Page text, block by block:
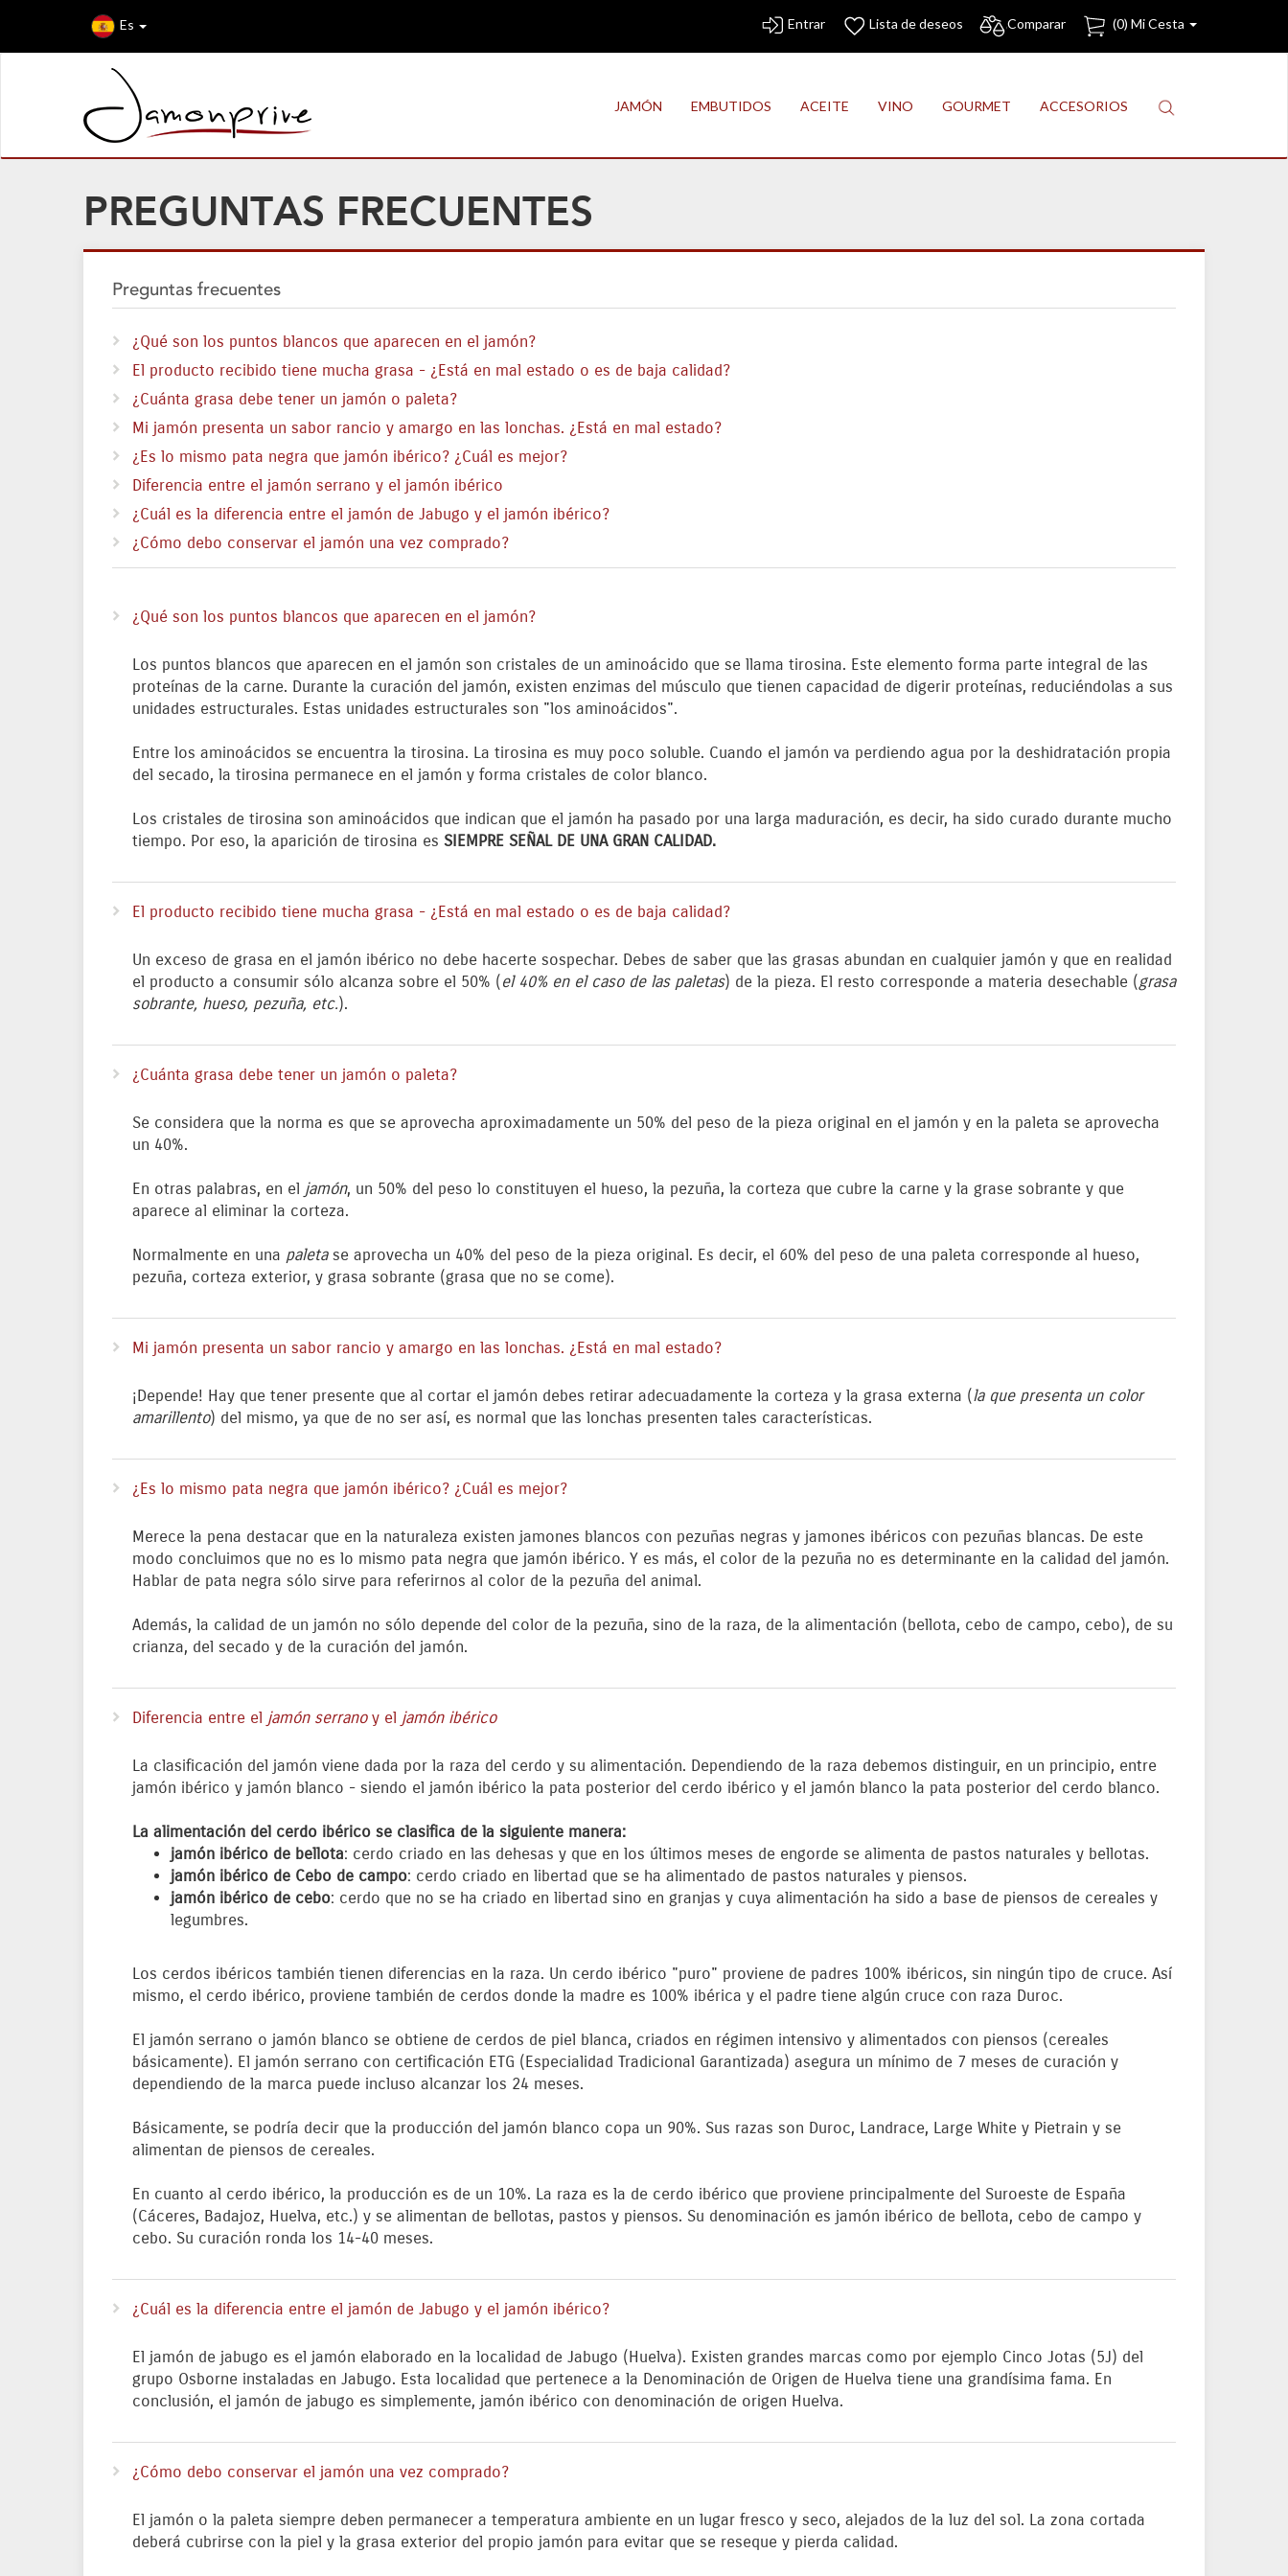
Es Entrar Lista de deseos Comparar (0) Mi Cesta
JAMÓN EMBUTIDOS ACEITE VINO GOURMET ACCESORIOS
PREGUNTAS FRECUENTES
Preguntas frecuentes
¿Qué son los puntos blancos que aparecen en el jamón?
El producto recibido tiene mucha grasa - ¿Está en mal estado o es de baja calidad?
¿Cuánta grasa debe tener un jamón o paleta?
Mi jamón presenta un sabor rancio y amargo en las lonchas. ¿Está en mal estado?
¿Es lo mismo pata negra que jamón ibérico? ¿Cuál es mejor?
Diferencia entre el jamón serrano y el jamón ibérico
¿Cuál es la diferencia entre el jamón de Jabugo y el jamón ibérico?
¿Cómo debo conservar el jamón una vez comprado?
¿Qué son los puntos blancos que aparecen en el jamón?
Los puntos blancos que aparecen en el jamón son cristales de un aminoácido que se llama tirosina. Este elemento forma parte integral de las
proteínas de la carne. Durante la curación del jamón, existen enzimas del músculo que tienen capacidad de digerir proteínas, reduciéndolas a sus
unidades estructurales. Estas unidades estructurales son "los aminoácidos".
Entre los aminoácidos se encuentra la tirosina. La tirosina es muy poco soluble. Cuando el jamón va perdiendo agua por la deshidratación propia
del secado, la tirosina permanece en el jamón y forma cristales de color blanco.
Los cristales de tirosina son aminoácidos que indican que el jamón ha pasado por una larga maduración, es decir, ha sido curado durante mucho
tiempo. Por eso, la aparición de tirosina es SIEMPRE SEÑAL DE UNA GRAN CALIDAD.
El producto recibido tiene mucha grasa - ¿Está en mal estado o es de baja calidad?
Un exceso de grasa en el jamón ibérico no debe hacerte sospechar. Debes de saber que las grasas abundan en cualquier jamón y que en realidad
el producto a consumir sólo alcanza sobre el 50% ( el 40% en el caso de las paletas) de la pieza. El resto corresponde a materia desechable (grasa
sobrante, hueso, pezuña, etc.).
¿Cuánta grasa debe tener un jamón o paleta?
Se considera que la norma es que se aprovecha aproximadamente un 50% del peso de la pieza original en el jamón y en la paleta se aprovecha
un 40%.
En otras palabras, en el jamón, un 50% del peso lo constituyen el hueso, la pezuña, la corteza que cubre la carne y la grase sobrante y que
aparece al eliminar la corteza.
Normalmente en una paletase aprovecha un 40% del peso de la pieza original. Es decir, el 60% del peso de una paleta corresponde al hueso,
pezuña, corteza exterior, y grasa sobrante (grasa que no se come).
Mi jamón presenta un sabor rancio y amargo en las lonchas. ¿Está en mal estado?
¡Depende! Hay que tener presente que al cortar el jamón debes retirar adecuadamente la corteza y la grasa externa (la que presenta un color
amarillento) del mismo, ya que de no ser así, es normal que las lonchas presenten tales características.
¿Es lo mismo pata negra que jamón ibérico? ¿Cuál es mejor?
Merece la pena destacar que en la naturaleza existen jamones blancos con pezuñas negras y jamones ibéricos con pezuñas blancas. De este
modo concluimos que no es lo mismo pata negra que jamón ibérico. Y es más, el color de la pezuña no es determinante en la calidad del jamón.
Hablar de pata negra sólo sirve para referirnos al color de la pezuña del animal.
Además, la calidad de un jamón no sólo depende del color de la pezuña, sino de la raza, de la alimentación (bellota, cebo de campo, cebo), de su
crianza, del secado y de la curación del jamón.
Diferencia entre el jamón serranoy el jamón ibérico
La clasificación del jamón viene dada por la raza del cerdo y su alimentación. Dependiendo de la raza debemos distinguir, en un principio, entre
jamón ibérico y jamón blanco - siendo el jamón ibérico la pata posterior del cerdo ibérico y el jamón blanco la pata posterior del cerdo blanco.
La alimentación del cerdo ibérico se clasifica de la siguiente manera:
jamón ibérico de bellota: cerdo criado en las dehesas y que en los últimos meses de engorde se alimenta de pastos naturales y bellotas.
jamón ibérico de Cebo de campo: cerdo criado en libertad que se ha alimentado de pastos naturales y piensos.
jamón ibérico de cebo: cerdo que no se ha criado en libertad sino en granjas y cuya alimentación ha sido a base de piensos de cereales y
legumbres.
Los cerdos ibéricos también tienen diferencias en la raza. Un cerdo ibérico "puro" proviene de padres 100% ibéricos, sin ningún tipo de cruce. Así
mismo, el cerdo ibérico, proviene también de cerdos donde la madre es 100% ibérica y el padre tiene algún cruce con raza Duroc.
El jamón serrano o jamón blanco se obtiene de cerdos de piel blanca, criados en régimen intensivo y alimentados con piensos (cereales
básicamente). El jamón serrano con certificación ETG (Especialidad Tradicional Garantizada) asegura un mínimo de 7 meses de curación y
dependiendo de la marca puede incluso alcanzar los 24 meses.
Básicamente, se podría decir que la producción del jamón blanco copa un 90%. Sus razas son Duroc, Landrace, Large White y Pietrain y se
alimentan de piensos de cereales.
En cuanto al cerdo ibérico, la producción es de un 10%. La raza es la de cerdo ibérico que proviene principalmente del Suroeste de España
(Cáceres, Badajoz, Huelva, etc.) y se alimentan de bellotas, pastos y piensos. Su denominación es jamón ibérico de bellota, cebo de campo y
cebo. Su curación ronda los 14-40 meses.
¿Cuál es la diferencia entre el jamón de Jabugo y el jamón ibérico?
El jamón de jabugo es el jamón elaborado en la localidad de Jabugo (Huelva). Existen grandes marcas como por ejemplo Cinco Jotas (5J) del
grupo Osborne instaladas en Jabugo. Esta localidad que pertenece a la Denominación de Origen de Huelva tiene una grandísima fama. En
conclusión, el jamón de jabugo es simplemente, jamón ibérico con denominación de origen Huelva.
¿Cómo debo conservar el jamón una vez comprado?
El jamón o la paleta siempre deben permanecer a temperatura ambiente en un lugar fresco y seco, alejados de la luz del sol. La zona cortada
deberá cubrirse con la piel y la grasa exterior del propio jamón para evitar que se reseque y pierda calidad.